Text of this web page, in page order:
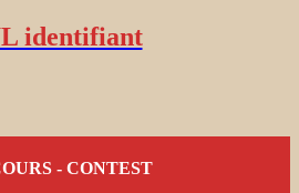
identifiant
- CONTEST